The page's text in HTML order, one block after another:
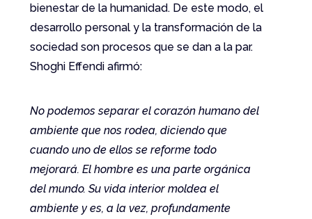
bienestar de la humanidad. De este modo, el
desarrollo personal y la transformación de la
sociedad son procesos que se dan a la par.
Shoghi Effendi afirmó:
No podemos separar el corazón humano del
ambiente que nos rodea, diciendo que
cuando uno de ellos se reforme todo
mejorará. El hombre es una parte orgánica
del mundo. Su vida interior moldea el
ambiente y es, a la vez, profundamente